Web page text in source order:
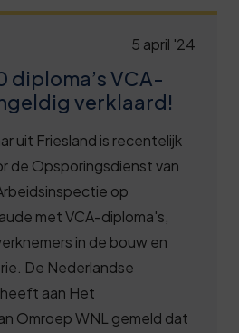
5 april '24
diploma’s VCA-
verklaard!
uit Friesland is recentelijk
de Opsporingsdienst van
op
met VCA-diploma's,
in de bouw en
De Nederlandse
aan Het
Omroep WNL gemeld dat
op mijn eigen